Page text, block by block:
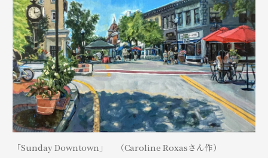
「Sunday Downtown」 （Caroline Roxasさん作）